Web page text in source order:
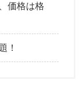
価格は格
！